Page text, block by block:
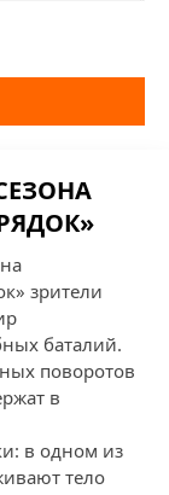
зрители
баталий.
поворотов
в
в одном из
тело